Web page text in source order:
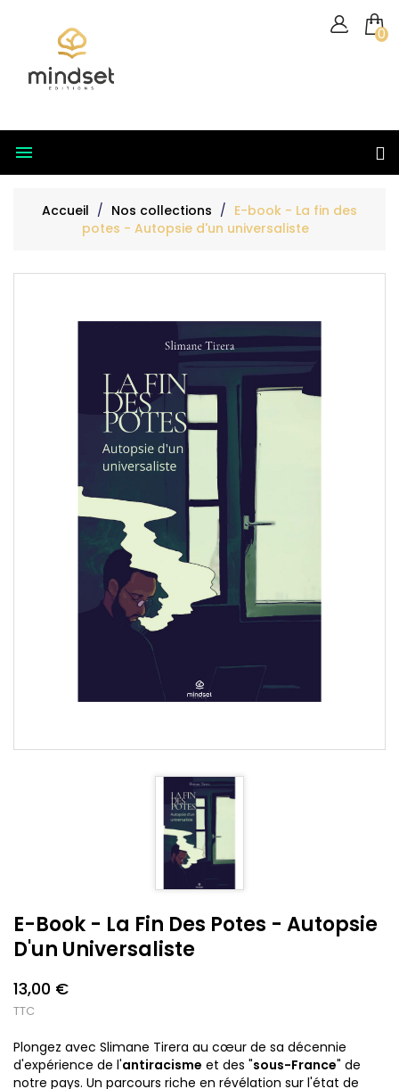
0

Accueil Nos collections
E-book - La fin des
potes - Autopsie d'un universaliste
E-Book - La Fin Des Potes - Autopsie
D'un Universaliste
13,00 €
TTC
Plongez avec Slimane Tirera au cœur de sa décennie
d'expérience de l'antiracisme et des "sous-France" de
notre pays. Un parcours riche en révélation sur l'état de